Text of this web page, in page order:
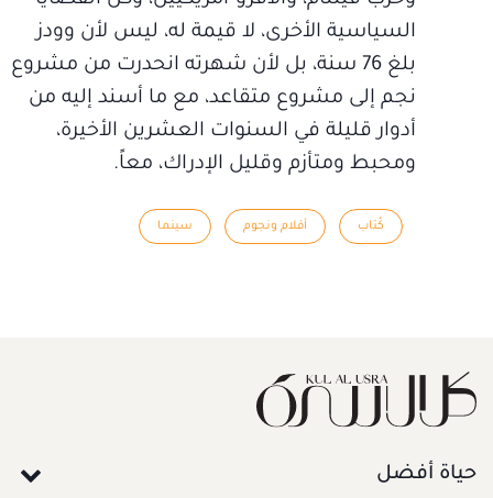
السياسية الأخرى، لا قيمة له، ليس لأن وودز
بلغ 76 سنة، بل لأن شهرته انحدرت من مشروع
نجم إلى مشروع متقاعد، مع ما أسند إليه من
أدوار قليلة في السنوات العشرين الأخيرة،
ومحبط ومتأزم وقليل الإدراك، معاً.
كُتاب أفلام ونجوم سينما
حياة أفضل